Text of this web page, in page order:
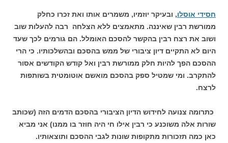
חסידי אוסלו, ובעיקר יוזמיו, משמרים אותו ואת זכרו כחלק
ממורשת רבין שאיננה. מתאמצים ללא הצלחה רבה להעלות שוב
ושוב את רצח רבין בהקשר להסכם האומלל. הם גורמים לכך שעד
היום לא התקיים דיון ציבורי של ממש בהסכם ובהשלכותיו. כי הרי
ההסכם הפך להיות חלק ממורשת רבין ואל קודש הקודשים אסור
להתקרב. ומי שמטיל ספק בהסכם מואשם אוטומטית בשותפות
לרצח.
כתרומה צנועה לחידוש הדיון הציבורי בהסכם הדמים הזה (שכותב
שורות אלה משוכנע כי רבין אילו חי היה חוזר בו ממנו) אני מביא
כאן כמה תזכורות מתקופות שונות לגבי ההסכם ותוצאותיו.